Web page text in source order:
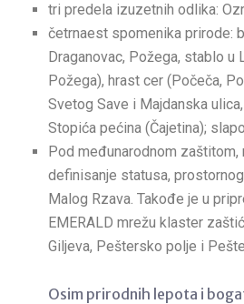
tri predela izuzetnih odlika:
četrnaest spomenika prirode:
Draganovac, Požega, stablo
Požega), hrast cer (Počeča,
Svetog Save i Majdanska
Stopića pećina (Čajetina);
Pod međunarodnom
definisanje statusa,
Malog Rzava. Takođe je u
EMERALD mrežu klaster
Giljeva, Peštersko polje i
Osim prirodnih lepota i